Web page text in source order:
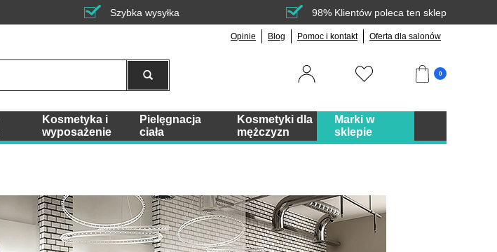
Szybka wysyłka 98% Klientów poleca ten sklep
Opinie Blog Pomoc i kontakt Oferta dla salonów
0
Kosmetyka i
wyposażenie
Pielęgnacja
ciała
Kosmetyki dla
mężczyzn
Marki w
sklepie